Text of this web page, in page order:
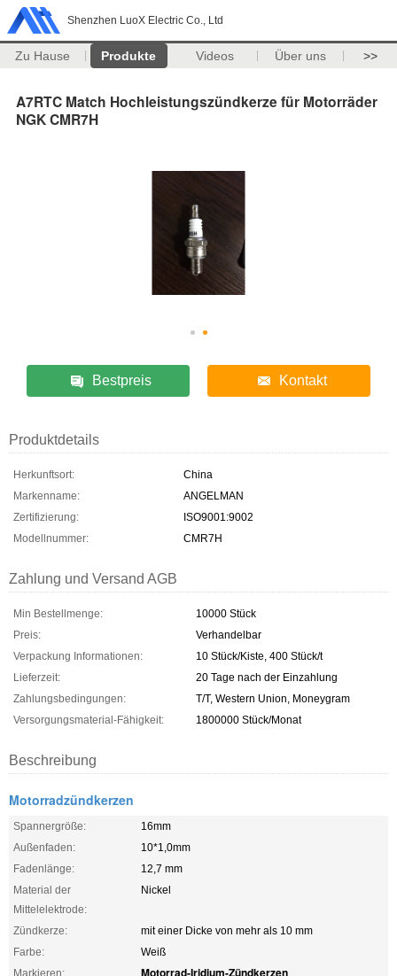
Shenzhen LuoX Electric Co., Ltd
Zu Hause Produkte Videos Über uns >>
A7RTC Match Hochleistungszündkerze für Motorräder
NGK CMR7H
Bestpreis Kontakt
Produktdetails
Herkunftsort:
China
Markenname:
ANGELMAN
Zertifizierung:
ISO9001:9002
Modellnummer:
CMR7H
Zahlung und Versand AGB
Min Bestellmenge:
10000 Stück
Preis:
Verhandelbar
Verpackung Informationen:
10 Stück/Kiste, 400 Stück/t
Lieferzeit:
20 Tage nach der Einzahlung
Zahlungsbedingungen:
T/T, Western Union, Moneygram
Versorgungsmaterial-Fähigkeit:
1800000 Stück/Monat
Beschreibung
Motorradzündkerzen
Spannergröße:
16mm
Außenfaden:
10*1,0mm
Fadenlänge:
12,7 mm
Material der
Mittelelektrode:
Nickel
Zündkerze:
mit einer Dicke von mehr als 10 mm
Farbe:
Weiß
Markieren:
Motorrad-Iridium-Zündkerzen,